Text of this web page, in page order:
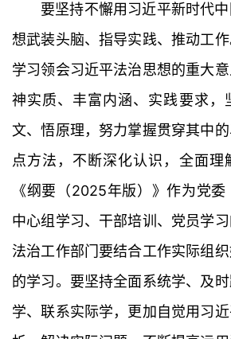
要坚持不懈用习近平新时代
想武装头脑、指导实践、推动工
学习领会习近平法治思想的重大
神实质、丰富内涵、实践要求，
文、悟原理，努力掌握贯穿其中
点方法，不断深化认识，全面理
《纲要（2025年版）》作为党
中心组学习、干部培训、党员学
法治工作部门要结合工作实际组
的学习。要坚持全面系统学、及
学、联系实际学，更加自觉用习